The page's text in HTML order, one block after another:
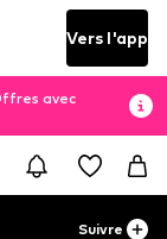
Vers l'app
avec
Suivre